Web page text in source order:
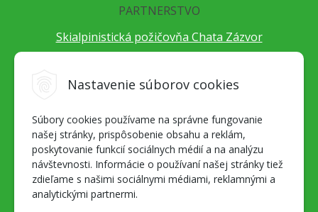
Nastavenie súborov cookies
Súbory cookies používame na správne fungovanie
našej stránky, prispôsobenie obsahu a reklám,
poskytovanie funkcií sociálnych médií a na analýzu
návštevnosti. Informácie o používaní našej stránky tiež
zdieľame s našimi sociálnymi médiami, reklamnými a
analytickými partnermi.
PARTNERSTVO
Skialpinistická požičovňa Chata Zázvor
Cestovateľský festival Cestou necestou
Alpenverein Slovensko
Hore-dole Derešom
Motorest Nemecká
Splav Hrona